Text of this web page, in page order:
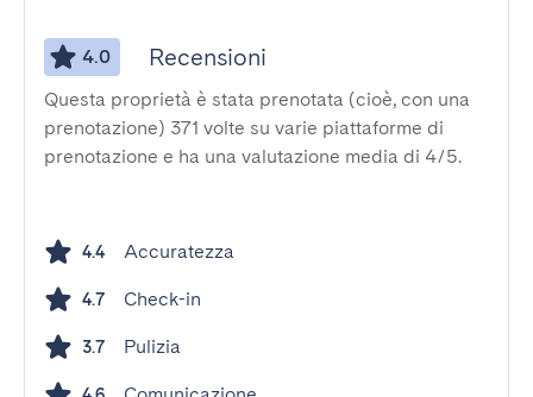
4.0 Recensioni
Questa proprietà è stata prenotata (cioè, con una
prenotazione) 371 volte su varie piattaforme di
prenotazione e ha una valutazione media di 4/5.
4.4 Accuratezza
4.7 Check-in
3.7 Pulizia